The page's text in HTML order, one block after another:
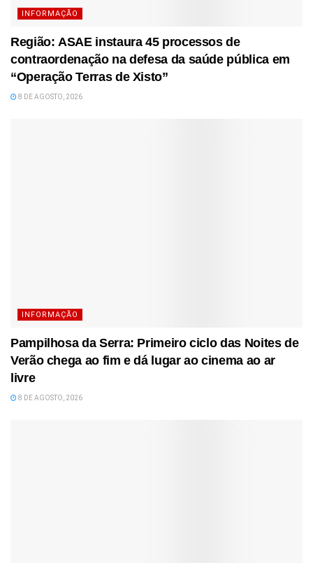
INFORMAÇÃO
Região: ASAE instaura 45 processos de
contraordenação na defesa da saúde pública em
“Operação Terras de Xisto”
8 DE AGOSTO, 2026
INFORMAÇÃO
Pampilhosa da Serra: Primeiro ciclo das Noites de
Verão chega ao fim e dá lugar ao cinema ao ar
livre
8 DE AGOSTO, 2026